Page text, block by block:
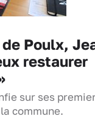
de Poulx,
restaurer
sur ses
commune.